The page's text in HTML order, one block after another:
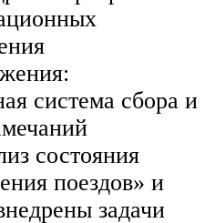
система сбора и
состояния
поездов» и
задачи